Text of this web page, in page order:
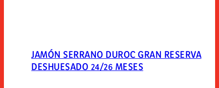
JAMÓN SERRANO DUROC GRAN RESERVA
DESHUESADO 24/26 MESES